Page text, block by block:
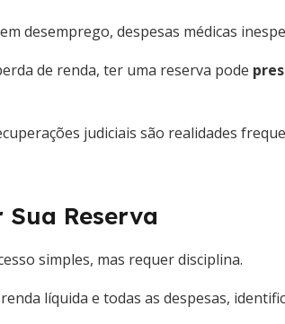
desemprego, despesas médicas
de renda, ter uma reserva pode
judiciais são realidades
Reserva
simples, mas requer disciplina.
líquida e todas as despesas,